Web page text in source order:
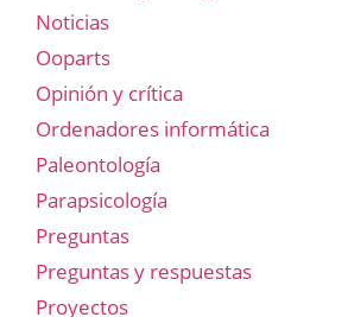
Noticias
Ooparts
Opinión y crítica
Ordenadores informática
Paleontología
Parapsicología
Preguntas
Preguntas y respuestas
Proyectos